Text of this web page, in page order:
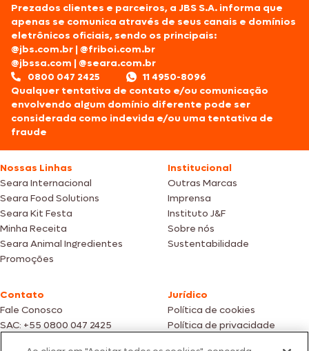
Prezados clientes e parceiros, a JBS S.A. informa que
apenas se comunica através de seus canais e domínios
eletrônicos oficiais, sendo os principais:
@jbs.com.br |@friboi.com.br
@jbssa.com |@seara.com.br
0800 047 2425
11 4950-8096
Qualquer tentativa de contato e/ou comunicação
envolvendo algum domínio diferente pode ser
considerada como indevida e/ou uma tentativa de
fraude
Nossas Linhas
Seara Internacional
Seara Food Solutions
Seara Kit Festa
Minha Receita
Seara Animal Ingredientes
Promoções
Institucional
Outras Marcas
Imprensa
Instituto J&F
Sobre nós
Sustentabilidade
Contato
Fale Conosco
SAC: +55 0800 047 2425
Jurídico
Política de cookies
Política de privacidade